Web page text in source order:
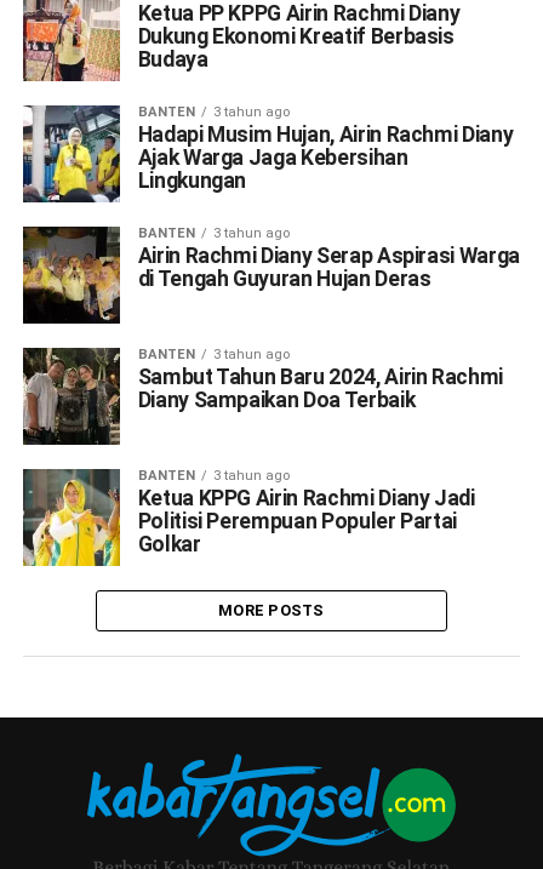
Ketua PP KPPG Airin Rachmi Diany
Dukung Ekonomi Kreatif Berbasis
Budaya
BANTEN 3 tahun ago
Hadapi Musim Hujan, Airin Rachmi Diany
Ajak Warga Jaga Kebersihan
Lingkungan
BANTEN 3 tahun ago
Airin Rachmi Diany Serap Aspirasi Warga
di Tengah Guyuran Hujan Deras
BANTEN 3 tahun ago
Sambut Tahun Baru 2024, Airin Rachmi
Diany Sampaikan Doa Terbaik
BANTEN 3 tahun ago
Ketua KPPG Airin Rachmi Diany Jadi
Politisi Perempuan Populer Partai
Golkar
MORE POSTS